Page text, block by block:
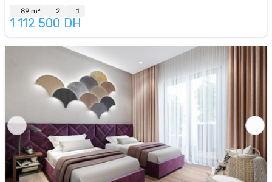
89 m² 2 1
1 112 500 DH